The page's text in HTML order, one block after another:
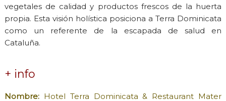
vegetales de calidad y productos frescos de la huerta
propia. Esta visión holística posiciona a Terra Dominicata
como un referente de la escapada de salud en
Cataluña.
+ info
Nombre: Hotel Terra Dominicata & Restaurant Mater